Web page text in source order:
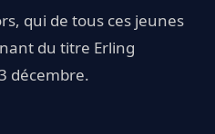
qui de tous ces jeunes
du titre Erling
décembre.